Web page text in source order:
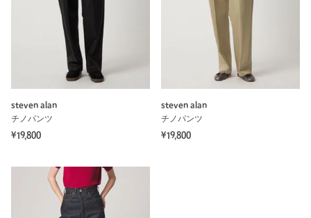
steven alan
チノパンツ
¥19,800
steven alan
チノパンツ
¥19,800